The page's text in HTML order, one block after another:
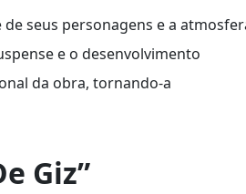
seus personagens e a
e o desenvolvimento
da obra, tornando-a
Giz”